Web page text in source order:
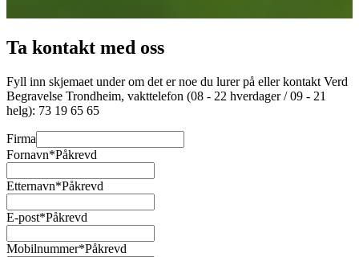
Ta kontakt med oss
Fyll inn skjemaet under om det er noe du lurer på eller kontakt Verd
Begravelse Trondheim, vakttelefon (08 - 22 hverdager / 09 - 21
helg): 73 19 65 65
Firma
Fornavn*Påkrevd
Etternavn*Påkrevd
E-post*Påkrevd
Mobilnummer*Påkrevd